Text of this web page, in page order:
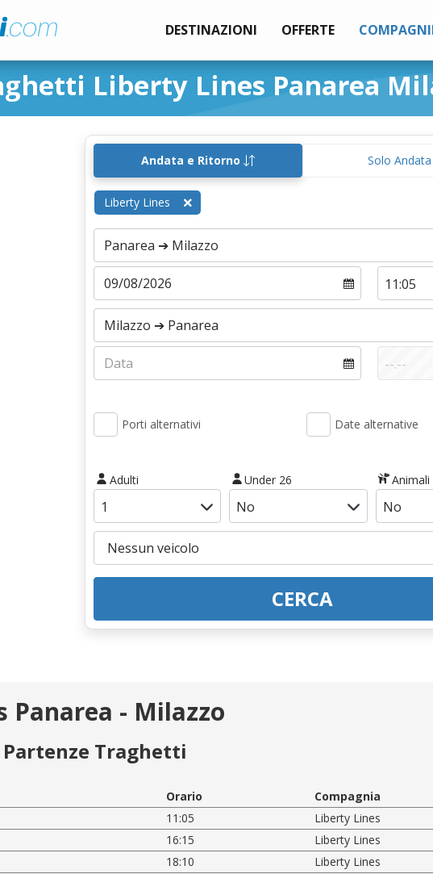
DESTINAZIONI OFFERTE
Liberty Lines Panarea
Andata e Ritorno Solo Andata
Liberty Lines
Porti alternativi Date alternative
Adulti Under 26 Animali
CERCA
Panarea - Milazzo
Traghetti
Orario Compagnia
11:05 Liberty Lines
16:15 Liberty Lines
18:10 Liberty Lines